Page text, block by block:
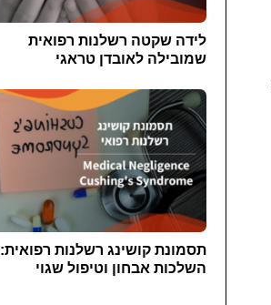
לידה שקטה רשלנות רפואית
שמובילה לאובדן טראגי
תסמונת קושינג רשלנות רפואית:
השלכות אבחון וטיפול שגוי